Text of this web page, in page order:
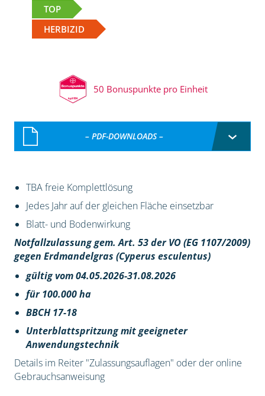
TOP
HERBIZID
50 Bonuspunkte pro Einheit
– PDF-DOWNLOADS –
TBA freie Komplettlösung
Jedes Jahr auf der gleichen Fläche einsetzbar
Blatt- und Bodenwirkung
Notfallzulassung gem. Art. 53 der VO (EG 1107/2009)
gegen Erdmandelgras (Cyperus esculentus)
gültig vom 04.05.2026-31.08.2026
für 100.000 ha
BBCH 17-18
Unterblattspritzung mit geeigneter
Anwendungstechnik
Details im Reiter "Zulassungsauflagen" oder der online
Gebrauchsanweisung